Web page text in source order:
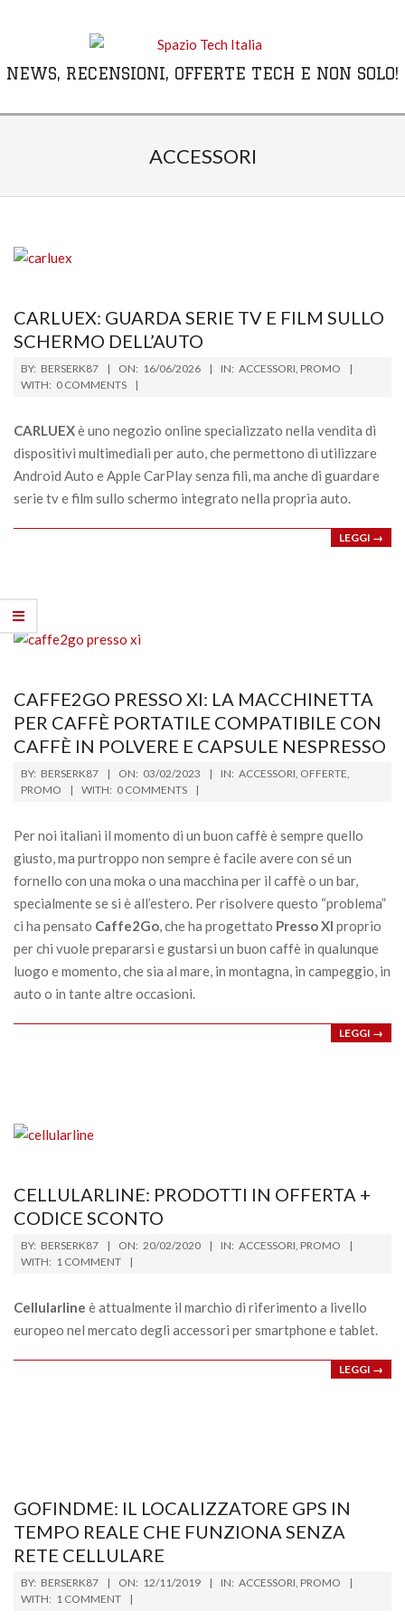
NEWS, RECENSIONI, OFFERTE TECH E NON SOLO!
ACCESSORI
CARLUEX: GUARDA SERIE TV E FILM SULLO
SCHERMO DELL’AUTO
2026-
06-
BY: BERSERK87 ON: 16/06/2026 IN: ACCESSORI PROMO
WITH: 0 COMMENTS
CARLUEXè uno negozio online specializzato nella vendita di
dispositivi multimediali per auto, che permettono di utilizzare
Android Auto e Apple CarPlay senza fili, ma anche di guardare
serie tv e film sullo schermo integrato nella propria auto.
LEGGI →
CAFFE2GO PRESSO XI: LA MACCHINETTA
PER CAFFÈ PORTATILE COMPATIBILE CON
CAFFÈ IN POLVERE E CAPSULE NESPRESSO
2023-
02-
BY: BERSERK87 ON: 03/02/2023 IN: ACCESSORI OFFERTE
PROMO
WITH: 0 COMMENTS
Per noi italiani il momento di un buon caffè è sempre quello
giusto, ma purtroppo non sempre è facile avere con sé un
fornello con una moka o una macchina per il caffè o un bar,
specialmente se si è all’estero. Per risolvere questo “problema”
ci ha pensato Caffe2Go, che ha progettato Presso XI proprio
per chi vuole prepararsi e gustarsi un buon caffè in qualunque
luogo e momento, che sia al mare, in montagna, in campeggio, in
auto o in tante altre occasioni.
LEGGI →
CELLULARLINE: PRODOTTI IN OFFERTA +
CODICE SCONTO
2020-
02-
BY: BERSERK87 ON: 20/02/2020 IN: ACCESSORI PROMO
WITH: 1 COMMENT
Cellularline è attualmente il marchio di riferimento a livello
europeo nel mercato degli accessori per smartphone e tablet.
LEGGI →
GOFINDME: IL LOCALIZZATORE GPS IN
TEMPO REALE CHE FUNZIONA SENZA
RETE CELLULARE
2019-
11-
BY: BERSERK87 ON: 12/11/2019 IN: ACCESSORI PROMO
WITH: 1 COMMENT